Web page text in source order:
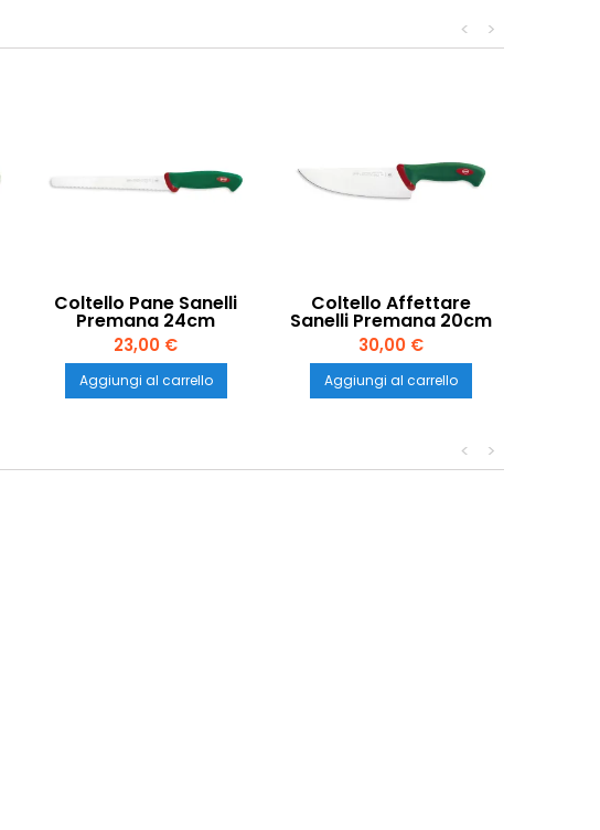
>
<
Coltello Pane Sanelli
Premana 24cm
23,00 €
Aggiungi al carrello
Coltello Affettare
Sanelli Premana 20cm
30,00 €
Aggiungi al carrello
>
<